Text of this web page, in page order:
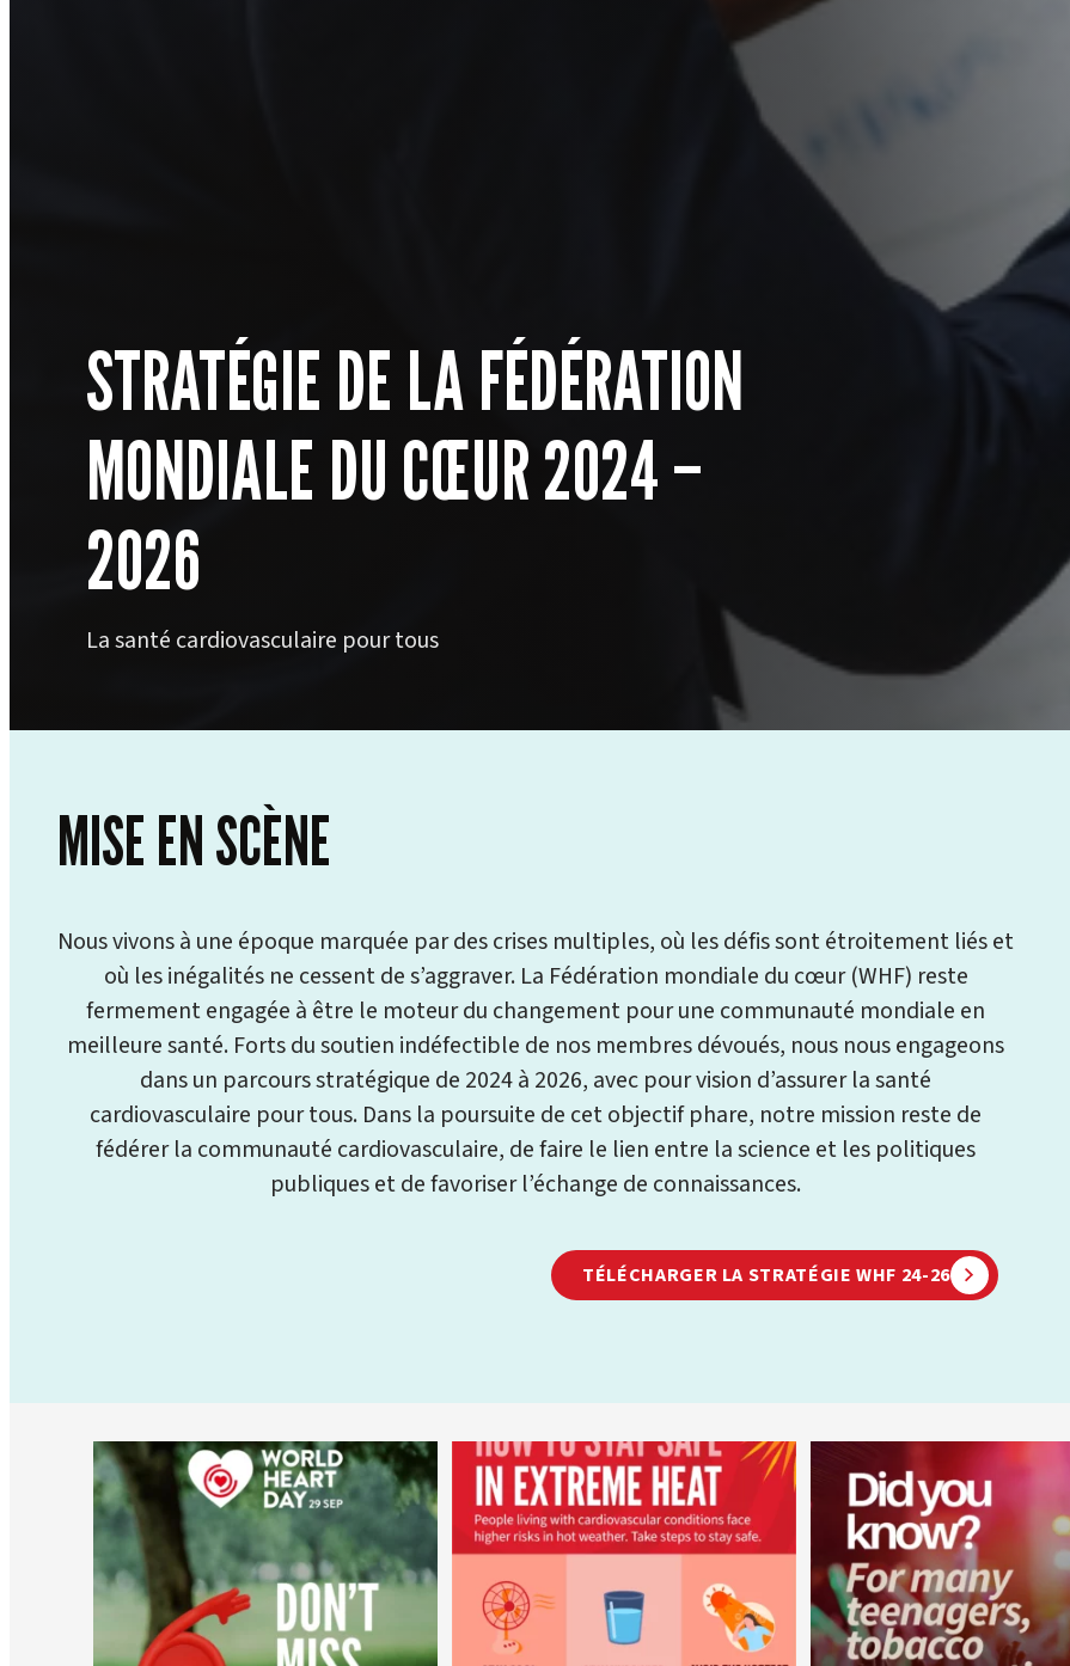
STRATÉGIE DE LA FÉDÉRATION
MONDIALE DU CŒUR 2024 –
2026
La santé cardiovasculaire pour tous
MISE EN SCÈNE
Nous vivons à une époque marquée par des crises multiples, où les défis sont étroitement liés et
où les inégalités ne cessent de s’aggraver. La Fédération mondiale du cœur (WHF) reste
fermement engagée à être le moteur du changement pour une communauté mondiale en
meilleure santé. Forts du soutien indéfectible de nos membres dévoués, nous nous engageons
dans un parcours stratégique de 2024 à 2026, avec pour vision d’assurer la santé
cardiovasculaire pour tous. Dans la poursuite de cet objectif phare, notre mission reste de
fédérer la communauté cardiovasculaire, de faire le lien entre la science et les politiques
publiques et de favoriser l’échange de connaissances.
TÉLÉCHARGER LA STRATÉGIE WHF 24-26
worldheartfederation
6 août
worldheartfederation
5 août
1er août